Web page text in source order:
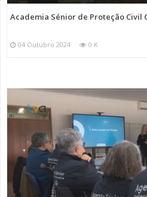
Academia Sénior de Proteção Civil
04 Outubro 2024 0 K